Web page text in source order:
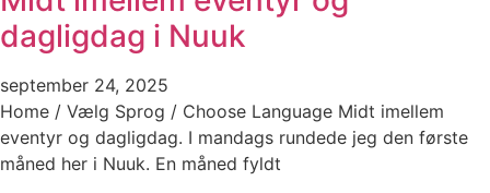
dagligdag i Nuuk
september 24, 2025
Home / Vælg Sprog / Choose Language Midt imellem
eventyr og dagligdag. I mandags rundede jeg den første
måned her i Nuuk. En måned fyldt